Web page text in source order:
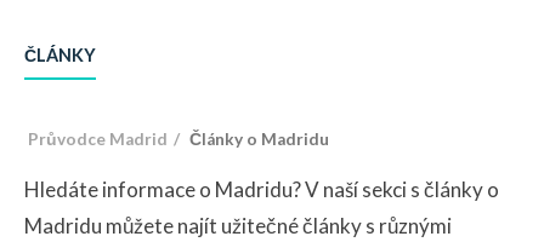
ČLÁNKY
Průvodce Madrid Články o Madridu
Hledáte informace o Madridu? V naší sekci s články o
Madridu můžete najít užitečné články s různými